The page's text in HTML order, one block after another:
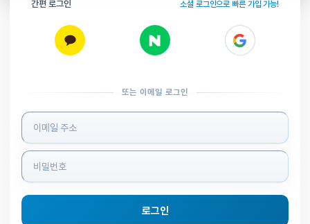
간편 로그인 소셜 로그인으로 빠른 가입 가능!
또는 이메일 로그인
로그인 정보 입력
로그인